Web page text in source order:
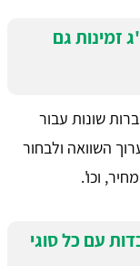
זמינות גם
מחיר מחברות שונות עבור
השוואה ולבחור
וכו'.
עם כל סוגי